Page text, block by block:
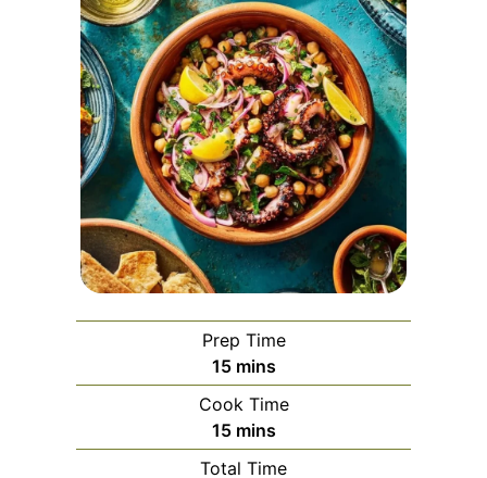
Prep Time
15minutes
mins
Cook Time
15minutes
mins
Total Time